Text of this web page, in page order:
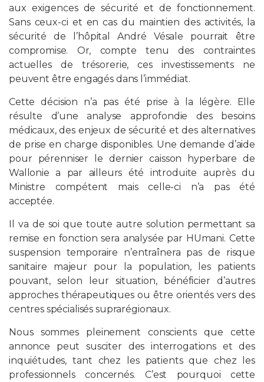
aux exigences de sécurité et de fonctionnement.
Sans ceux-ci et en cas du maintien des activités, la
sécurité de l’hôpital André Vésale pourrait être
compromise. Or, compte tenu des contraintes
actuelles de trésorerie, ces investissements ne
peuvent être engagés dans l’immédiat.
Cette décision n’a pas été prise à la légère. Elle
résulte d’une analyse approfondie des besoins
médicaux, des enjeux de sécurité et des alternatives
de prise en charge disponibles. Une demande d’aide
pour pérenniser le dernier caisson hyperbare de
Wallonie a par ailleurs été introduite auprès du
Ministre compétent mais celle-ci n’a pas été
acceptée.
Il va de soi que toute autre solution permettant sa
remise en fonction sera analysée par HUmani. Cette
suspension temporaire n’entraînera pas de risque
sanitaire majeur pour la population, les patients
pouvant, selon leur situation, bénéficier d’autres
approches thérapeutiques ou être orientés vers des
centres spécialisés suprarégionaux.
Nous sommes pleinement conscients que cette
annonce peut susciter des interrogations et des
inquiétudes, tant chez les patients que chez les
professionnels concernés. C’est pourquoi cette